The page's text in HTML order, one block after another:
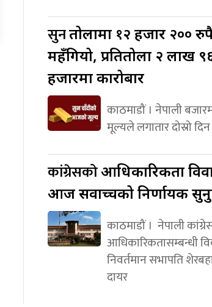
सुनतोलामा १२ हजार २००
महँगियो, प्रतितोला २ लाख
हजारमा कारोबार
काठमाडौं । नेपाली
मूल्यले लगातार दोस्रो
कांग्रेसकोआधिकारिकता
आज सर्वोच्चको निर्णायक
काठमाडौं । नेपाली
आधिकारिकतासम्बन्धी
निवर्तमान सभापति
दायर